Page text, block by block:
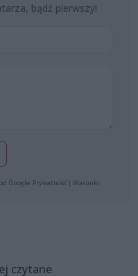
bądź pierwszy!
Google: Prywatność | Warunki
czytane